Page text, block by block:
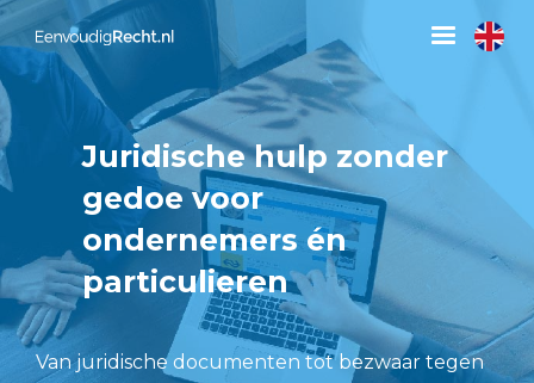
Juridische hulp zonder
gedoe voor
ondernemers én
particulieren
Van juridische documenten tot bezwaar tegen